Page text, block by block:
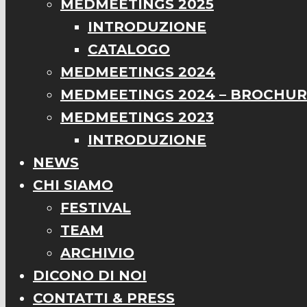
MEDMEETINGS 2025
INTRODUZIONE
CATALOGO
MEDMEETINGS 2024
MEDMEETINGS 2024 –
MEDMEETINGS 2023
INTRODUZIONE
NEWS
CHI SIAMO
FESTIVAL
TEAM
ARCHIVIO
DICONO DI NOI
CONTATTI & PRESS